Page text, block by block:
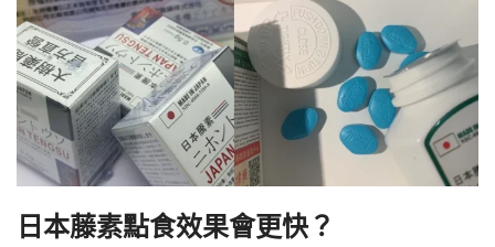
日本藤素點食效果會更快？